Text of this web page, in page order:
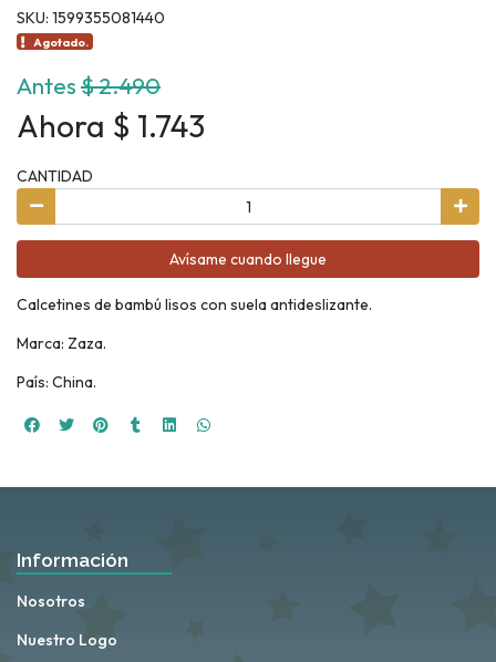
SKU: 1599355081440
Agotado.
Antes$ 2.490
Ahora $ 1.743
CANTIDAD
Avísame cuando llegue
Calcetines de bambú lisos con suela antideslizante.
Marca: Zaza.
País: China.
Información
Nosotros
Nuestro Logo